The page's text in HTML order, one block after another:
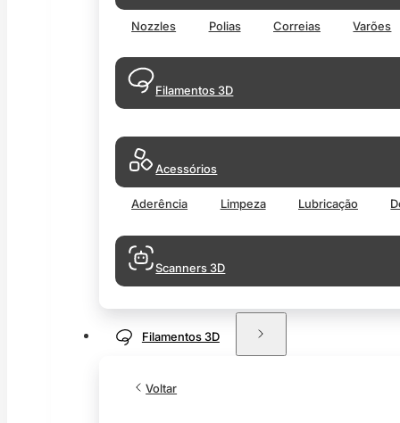
Nozzles Polias Correias Varões
Filamentos 3D
Acessórios
Aderência Limpeza Lubricação
Scanners 3D
Filamentos 3D
Voltar